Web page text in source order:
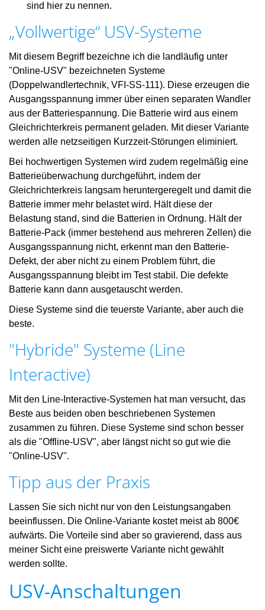
sind hier zu nennen.
„Vollwertige“ USV-Systeme
Mit diesem Begriff bezeichne ich die landläufig unter
"Online-USV" bezeichneten Systeme
(Doppelwandlertechnik, VFI-SS-111). Diese erzeugen die
Ausgangsspannung immer über einen separaten Wandler
aus der Batteriespannung. Die Batterie wird aus einem
Gleichrichterkreis permanent geladen. Mit dieser Variante
werden alle netzseitigen Kurzzeit-Störungen eliminiert.
Bei hochwertigen Systemen wird zudem regelmäßig eine
Batterieüberwachung durchgeführt, indem der
Gleichrichterkreis langsam heruntergeregelt und damit die
Batterie immer mehr belastet wird. Hält diese der
Belastung stand, sind die Batterien in Ordnung. Hält der
Batterie-Pack (immer bestehend aus mehreren Zellen) die
Ausgangsspannung nicht, erkennt man den Batterie-
Defekt, der aber nicht zu einem Problem führt, die
Ausgangsspannung bleibt im Test stabil. Die defekte
Batterie kann dann ausgetauscht werden.
Diese Systeme sind die teuerste Variante, aber auch die
beste.
"Hybride" Systeme (Line
Interactive)
Mit den Line-Interactive-Systemen hat man versucht, das
Beste aus beiden oben beschriebenen Systemen
zusammen zu führen. Diese Systeme sind schon besser
als die "Offline-USV", aber längst nicht so gut wie die
"Online-USV".
Tipp aus der Praxis
Lassen Sie sich nicht nur von den Leistungsangaben
beeinflussen. Die Online-Variante kostet meist ab 800€
aufwärts. Die Vorteile sind aber so gravierend, dass aus
meiner Sicht eine preiswerte Variante nicht gewählt
werden sollte.
USV-Anschaltungen